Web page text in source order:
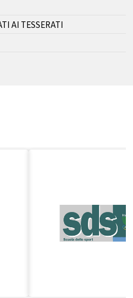
AI TESSERATI